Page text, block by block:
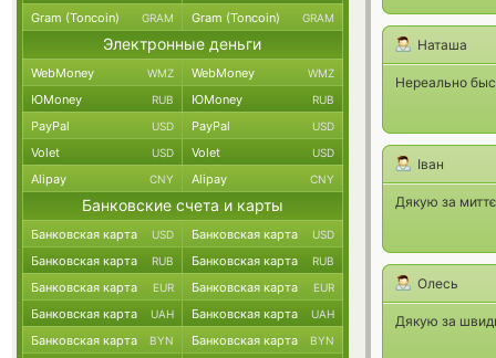
Наташа
Нереально
Iван
Дякую за
Олесь
Дякую за
Gram (Toncoin) GRAM Gram (Toncoin) GRAM
Электронные деньги
WebMoney WMZ WebMoney WMZ
ЮMoney RUB ЮMoney RUB
PayPal USD PayPal USD
Volet USD Volet USD
Alipay CNY Alipay CNY
Банковские счета и карты
Банковская карта USD Банковская карта USD
Банковская карта RUB Банковская карта RUB
Банковская карта EUR Банковская карта EUR
Банковская карта UAH Банковская карта UAH
Банковская карта BYN Банковская карта BYN